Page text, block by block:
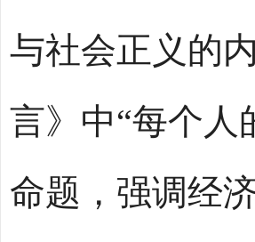
与社会正义的
言》中“每个人
命题，强调经